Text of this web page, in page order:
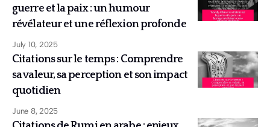
guerre et la paix : un humour
révélateur et une réflexion profonde
July 10, 2025
Citations sur le temps : Comprendre
sa valeur, sa perception et son impact
quotidien
June 8, 2025